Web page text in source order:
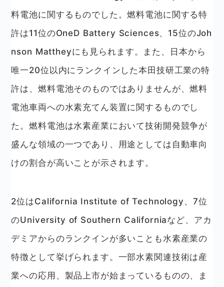
料電池に関するものでした。燃料電池に関する特
許は11位のOneD Battery Sciences、15位のJoh
nson Mattheyにも見られます。また、日本から
唯一20位以内にランクインした本田技研工業の特
許は、燃料電池そのものではありませんが、燃料
電池車両への水素充てん装置に関するものでし
た。燃料電池は水素産業において技術開発競争が
盛んな領域の一つであり、用途としては自動車向
けの割合が高いことが示されます。
2位はCalifornia Institute of Technology、7位
のUniversity of Southern Californiaなど、アカ
デミアからのランクインが多いことも水素産業の
特徴として挙げられます。一部水素関連技術は産
業への応用、製品上市が始まっているものの、ま